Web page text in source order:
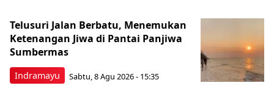
Indramayu
Telusuri Jalan Berbatu, Menemukan
Ketenangan Jiwa di Pantai Panjiwa
Sumbermas
Sabtu, 8 Agu 2026 - 15:35